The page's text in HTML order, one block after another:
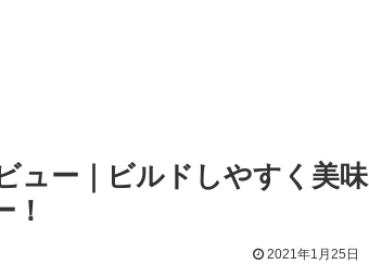
ュー｜ビルドしやすく美味
2021年1月25日